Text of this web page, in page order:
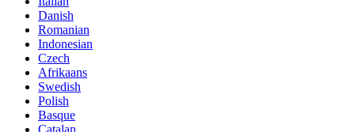
Danish
Romanian
Indonesian
Czech
Afrikaans
Swedish
Polish
Basque
Catalan